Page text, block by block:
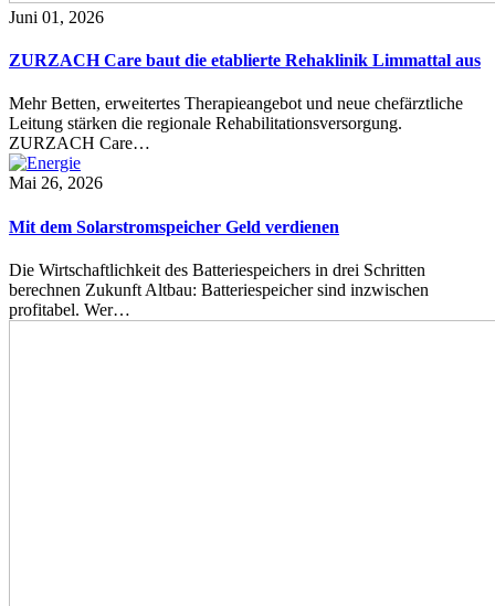
Juni 01, 2026
ZURZACH Care baut die etablierte Rehaklinik Limmattal aus
Mehr Betten, erweitertes Therapieangebot und neue chefärztliche
Leitung stärken die regionale Rehabilitationsversorgung.
ZURZACH Care…
Mai 26, 2026
Mit dem Solarstromspeicher Geld verdienen
Die Wirtschaftlichkeit des Batteriespeichers in drei Schritten
berechnen Zukunft Altbau: Batteriespeicher sind inzwischen
profitabel. Wer…